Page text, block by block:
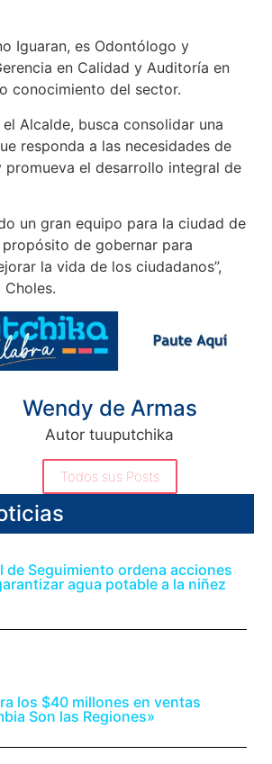
Iguaran, es Odontólogo y
en Calidad y Auditoría en
conocimiento del sector.
Alcalde, busca consolidar una
responda a las necesidades de
promueva el desarrollo integral de
un gran equipo para la ciudad de
propósito de gobernar para
la vida de los ciudadanos”,
Wendy de Armas
Autor tuuputchika
Todos sus Posts
de Seguimiento ordena acciones
agua potable a la niñez
los $40 millones en ventas
Son las Regiones»